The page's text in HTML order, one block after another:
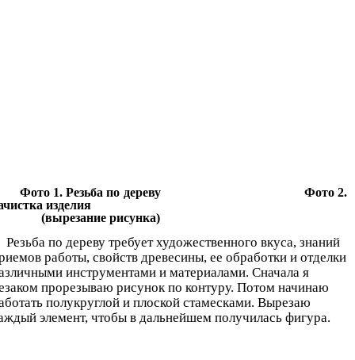
Фото 1. Резьба по дереву Фото 2.
изделия
(вырезание рисунка)
Резьба по дереву требует художественного вкуса, знаний
работы, свойств древесины, ее обработки и отделки
инструментами и материалами. Сначала я
прорезываю рисунок по контуру. Потом начинаю
полукруглой и плоской стамесками. Вырезаю
элемент, чтобы в дальнейшем получилась фигура.